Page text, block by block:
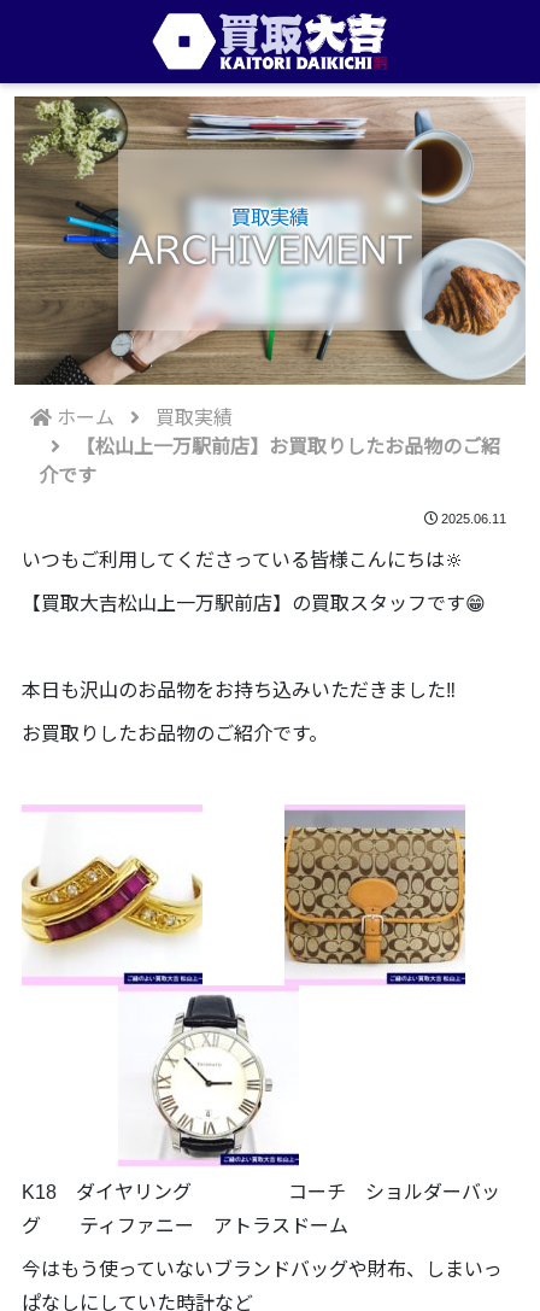
買取実績
ARCHIVEMENT
ホーム
買取実績
【松山上一万駅前店】お買取りしたお品物のご紹
介です
2025.06.11
いつもご利用してくださっている皆様こんにちは🔆
【買取大吉松山上一万駅前店】の買取スタッフです😁
本日も沢山のお品物をお持ち込みいただきました‼️
お買取りしたお品物のご紹介です。
K18 ダイヤリング コーチ ショルダーバッ
グ ティファニー アトラスドーム
今はもう使っていないブランドバッグや財布、しまいっ
ぱなしにしていた時計など